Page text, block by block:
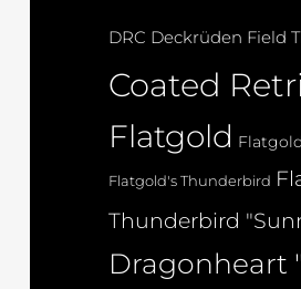
DRC Deckrüden Field
Coated
Flatgold
Flatgold's Thunderbird
Thunderbird
Dragonheart